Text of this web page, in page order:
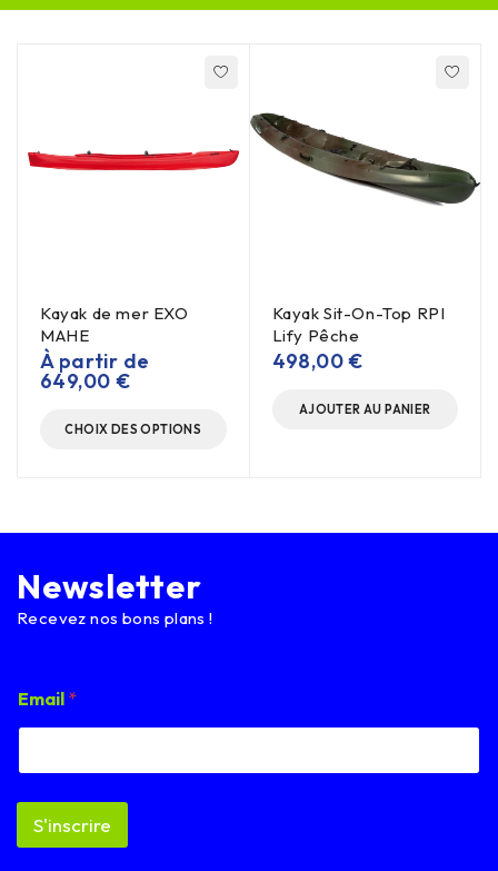
Kayak de mer EXO
MAHE
À partir de
649,00 €
CHOIX DES OPTIONS
Kayak Sit-On-Top RPI
Lify Pêche
498,00€
AJOUTER AU PANIER
Newsletter
Recevez nos bons plans !
E
m
i
E
a
Email *
S'inscrire